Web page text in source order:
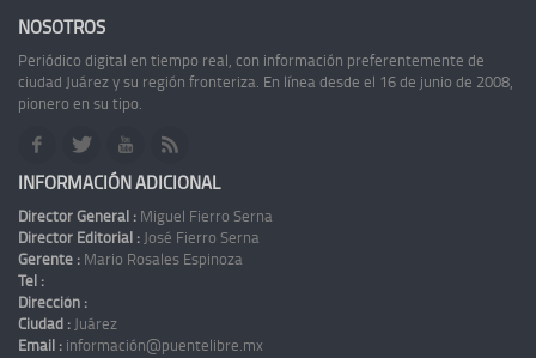
NOSOTROS
Periódico digital en tiempo real, con información preferentemente de
ciudad Juárez y su región fronteriza. En línea desde el 16 de junio de 2008,
pionero en su tipo.
INFORMACIÓN ADICIONAL
Director General : Miguel Fierro Serna
Director Editorial : José Fierro Serna
Gerente : Mario Rosales Espinoza
Tel :
Dirección :
Ciudad : Juárez
Email : información@puentelibre.mx